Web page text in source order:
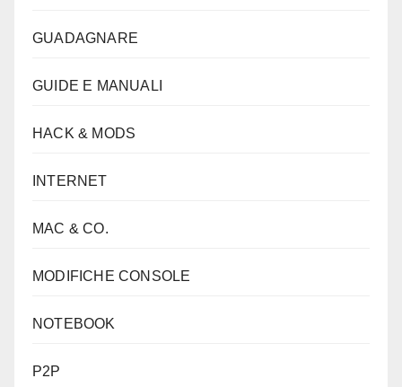
GUADAGNARE
GUIDE E MANUALI
HACK & MODS
INTERNET
MAC & CO.
MODIFICHE CONSOLE
NOTEBOOK
P2P